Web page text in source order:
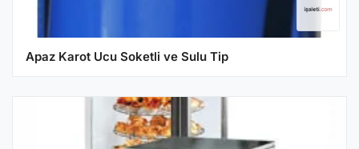
Apaz Karot Ucu Soketli ve Sulu Tip